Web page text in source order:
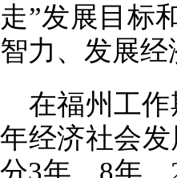
走”发展目标
智力、发展
在福州工
年经济社会